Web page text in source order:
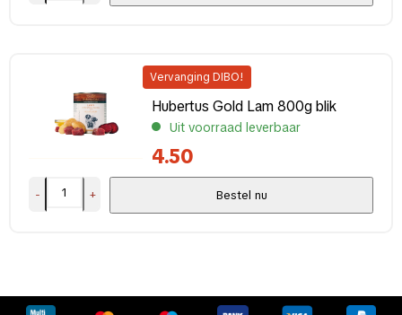
Vervanging DIBO!
Hubertus Gold Lam 800g blik
Uit voorraad leverbaar
4.50
- + Bestel nu